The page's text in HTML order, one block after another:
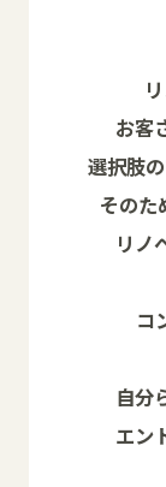
お客
選択肢
そのた
リノ
コ
自分
エン